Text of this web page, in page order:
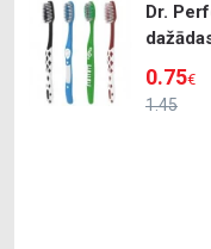
Dr.
1.45
0.75€